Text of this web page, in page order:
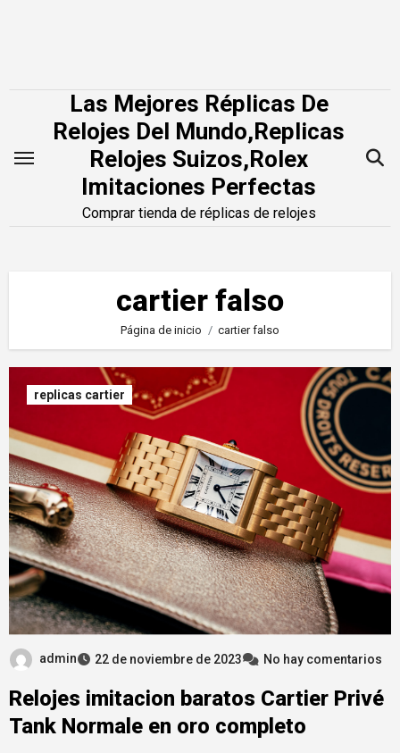
Las Mejores Réplicas De
Relojes Del Mundo,Replicas
Relojes Suizos,Rolex
Imitaciones Perfectas
Comprar tienda de réplicas de relojes
cartier falso
Página de inicio cartier falso
replicas cartier
admin 22 de noviembre de 2023 No hay comentarios
Relojes imitacion baratos Cartier Privé
Tank Normale en oro completo